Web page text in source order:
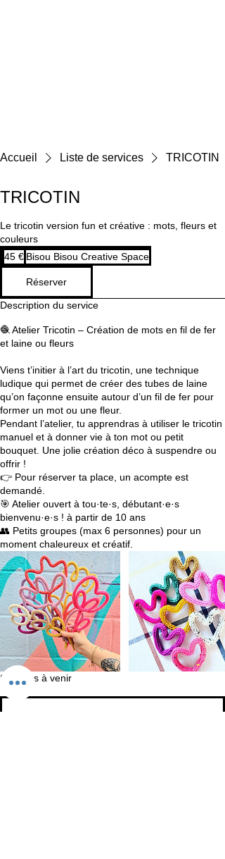
Accueil Liste de services TRICOTIN
TRICOTIN
Le tricotin version fun et créative : mots, fleurs et
couleurs
45
euros
45 € Bisou Bisou Creative Space
Réserver
Description du service
🧶 Atelier Tricotin – Création de mots en fil de fer
et laine ou fleurs
Viens t’initier à l’art du tricotin, une technique
ludique qui permet de créer des tubes de laine
qu’on façonne ensuite autour d’un fil de fer pour
former un mot ou une fleur.
Pendant l’atelier, tu apprendras à utiliser le tricotin
manuel et à donner vie à ton mot ou petit
bouquet. Une jolie création déco à suspendre ou
offrir !
👉 Pour réserver ta place, un acompte est
demandé.
🎯 Atelier ouvert à tou·te·s, débutant·e·s
bienvenu·e·s ! à partir de 10 ans
👥 Petits groupes (max 6 personnes) pour un
moment chaleureux et créatif.
Séances à venir